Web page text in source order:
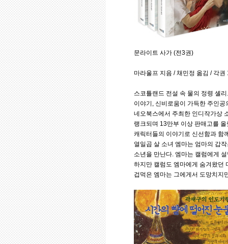
문라이트 사가 (전3권)
마라울프 지음 / 채민정 옮김 / 각
스코틀랜드 전설 속 물의 정령 셸
이야기, 신비로움이 가득한 주인
네오북스에서 주최한 인디작가상
랭크되며 13만부 이상 판매고를
캐릭터들의 이야기로 신선함과 함
열일곱 살 소녀 엠마는 엄마의 갑
소년을 만난다. 엠마는 캘럼에게
하지만 캘럼도 엠마에게 숨겨왔던
겁먹은 엠마는 그에게서 도망치지